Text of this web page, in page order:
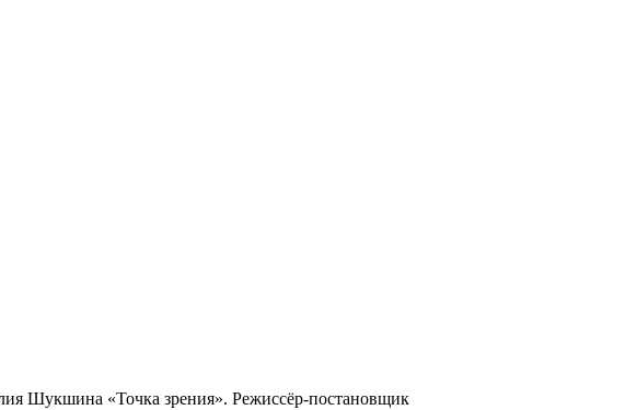
Шукшина «Точка зрения». Режиссёр-постановщик